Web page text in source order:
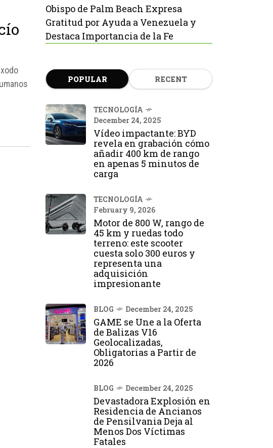
Obispo de Palm Beach Expresa
Gratitud por Ayuda a Venezuela y
Destaca Importancia de la Fe
POPULAR RECENT
TECNOLOGÍA
December 24, 2025
Vídeo impactante: BYD
revela en grabación cómo
añadir 400 km de rango
en apenas 5 minutos de
carga
TECNOLOGÍA
February 9, 2026
Motor de 800 W, rango de
45 km y ruedas todo
terreno: este scooter
cuesta solo 300 euros y
representa una
adquisición
impresionante
BLOG December 24, 2025
GAME se Une a la Oferta
de Balizas V16
Geolocalizadas,
Obligatorias a Partir de
2026
BLOG December 24, 2025
Devastadora Explosión en
Residencia de Ancianos
de Pensilvania Deja al
Menos Dos Víctimas
Fatales